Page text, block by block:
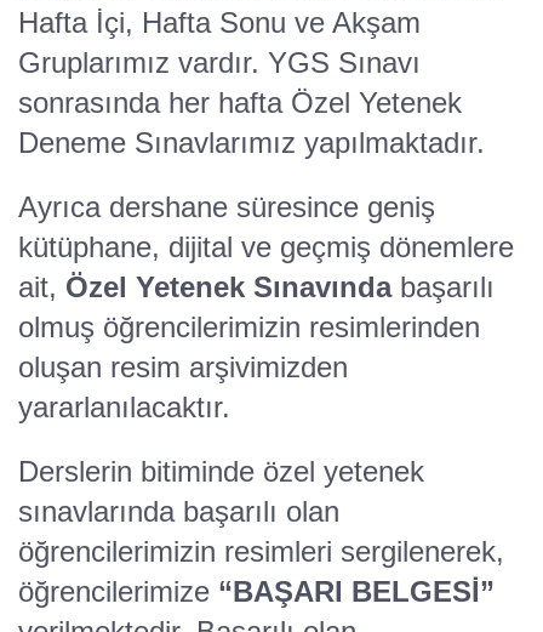
Hafta İçi, Hafta Sonu ve Akşam
Gruplarımız vardır. YGS Sınavı
sonrasında her hafta Özel Yetenek
Deneme Sınavlarımız yapılmaktadır.
Ayrıca dershane süresince geniş
kütüphane, dijital ve geçmiş dönemlere
ait, Özel Yetenek Sınavındabaşarılı
olmuş öğrencilerimizin resimlerinden
oluşan resim arşivimizden
yararlanılacaktır.
Derslerin bitiminde özel yetenek
sınavlarında başarılı olan
öğrencilerimizin resimleri sergilenerek,
öğrencilerimize “BAŞARI BELGESİ”